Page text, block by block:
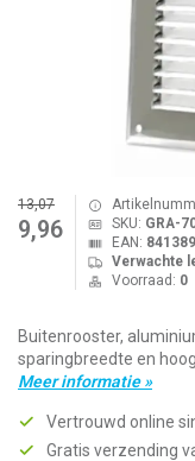
13,07
9,96
SKU: GRA-
EAN:
Verwachte
Voorraad: 0
Buitenrooster,
sparingbreedte en
Meer informatie »
Vertrouwd online
Gratis verzending